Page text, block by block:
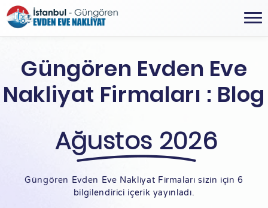
Güngören Evden Eve
Nakliyat Firmaları : Blog
Ağustos 2026
Güngören Evden Eve Nakliyat Firmaları sizin için 6
bilgilendirici içerik yayınladı.